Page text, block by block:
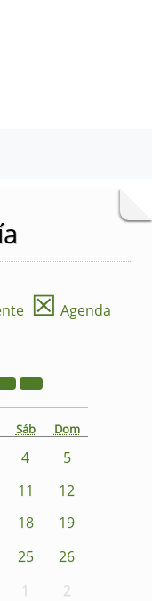
☒ Agenda
Sáb Dom
4
5
11
12
18
19
25
26
1 2